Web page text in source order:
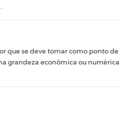
que se deve tomar como ponto
econômica ou numérica